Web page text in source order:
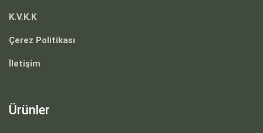
K.V.K.K
Çerez Politikası
İletişim
Ürünler